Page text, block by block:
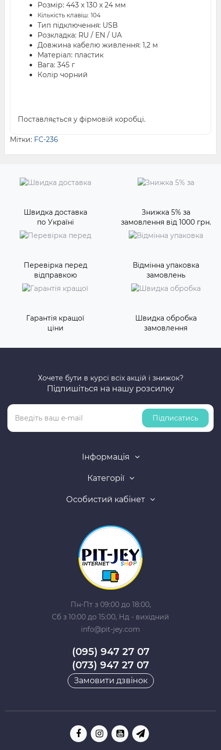
Розмір: 443 x 130 x 24 мм
Кількість клавіш: 104
Тип підключення: USB
Розкладка: RU / EN / UA
Довжина кабелю живлення: 1,2 м
Матеріал: пластик
Вага: 345 г
Колір чорний
Поставляється у фірмовій коробці.
Мітки: FC-236
Швидка доставка
по Україні
Знижка 5% за
замовлення від 1000 грн.
Перевірка перед
відправкою
Відмінна упаковка
замовлень
Гарантія кращої
ціни
Швидка обробка
замовлення
Хочете бути в курсі всіх акцій і знижок?
Підпишіться на нашу розсилку
Підписатись
Інформація
Категорії
Особистий кабінет
Пн-Пт з 09:00 до 18:00,
Сб з 10:00 до 15:00, Нд - вихідний
info@pit-jey.com
(095) 947 27 07
(073) 947 27 07
Замовити дзвінок